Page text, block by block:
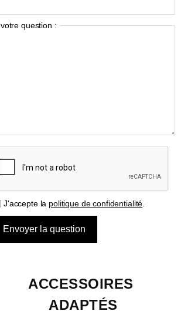
votre question :
J'accepte la politique de confidentialité
ACCESSOIRES
ADAPTÉS